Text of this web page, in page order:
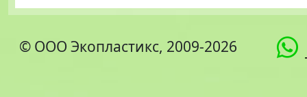
© ООО Экопластикс, 2009-2026